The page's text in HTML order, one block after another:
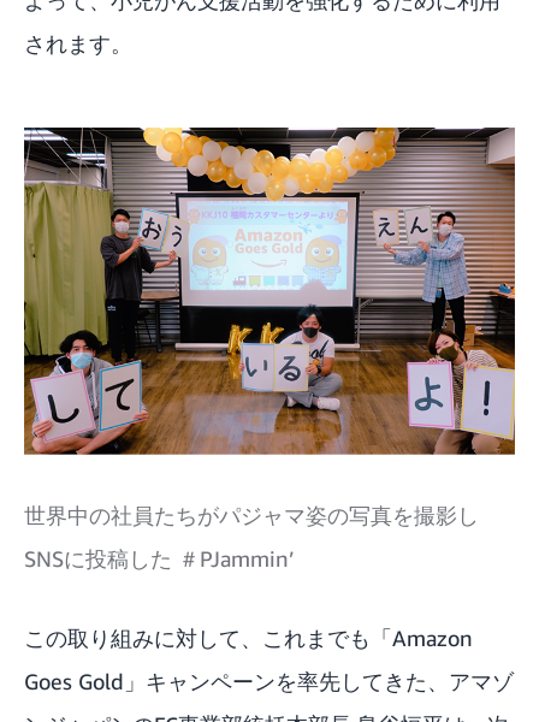
されます。
世界中の社員たちがパジャマ姿の写真を撮影し
SNSに投稿した ＃PJammin’
この取り組みに対して、これまでも「Amazon
Goes Gold」キャンペーンを率先してきた、アマゾ